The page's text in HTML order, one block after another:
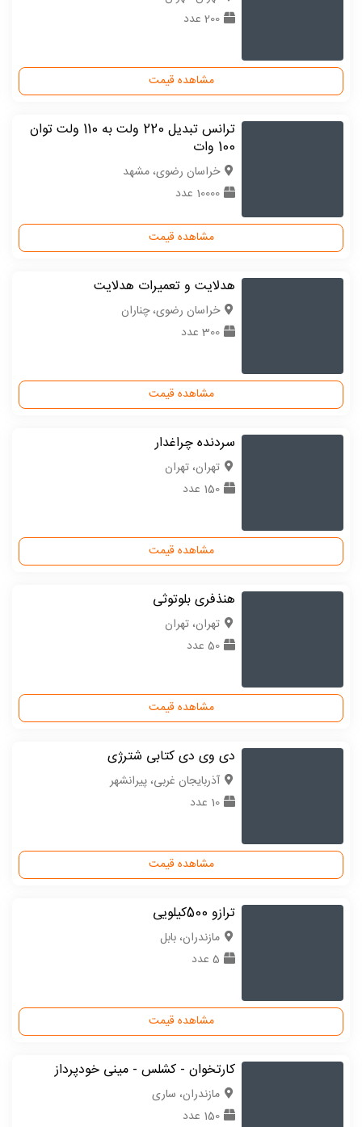
200 عدد
مشاهده قیمت
ترانس تبدیل 220 ولت به 110 ولت توان
100 وات
خراسان رضوی، مشهد
10000 عدد
مشاهده قیمت
هدلایت و تعمیرات هدلایت
خراسان رضوی، چناران
300 عدد
مشاهده قیمت
سردنده چراغدار
تهران، تهران
150 عدد
مشاهده قیمت
هنذفری بلوتوثی
تهران، تهران
50 عدد
مشاهده قیمت
دی وی دی کتابی شترژی
آذربایجان غربی، پیرانشهر
10 عدد
مشاهده قیمت
ترازو 500کیلویی
مازندران، بابل
5 عدد
مشاهده قیمت
کارتخوان - کشلس - مینی خودپرداز
مازندران، ساری
150 عدد